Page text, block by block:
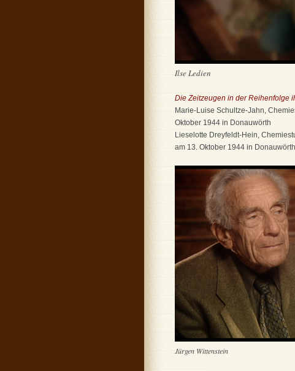
Ilse Ledien
Die Zeitzeugen in der Reihenfolge
Marie-Luise Schultze-Jahn,
Oktober 1944 in Donauwörth
Lieselotte Dreyfeldt-Hein,
am 13. Oktober 1944 in Donauwörth
Jürgen Wittenstein